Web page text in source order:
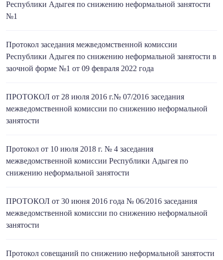
Республики Адыгея по снижению неформальной занятости
№1
Протокол заседания межведомственной комиссии
Республики Адыгея по снижению неформальной занятости в
заочной форме №1 от 09 февраля 2022 года
ПРОТОКОЛ от 28 июля 2016 г.№ 07/2016 заседания
межведомственной комиссии по снижению неформальной
занятости
Протокол от 10 июля 2018 г. № 4 заседания
межведомственной комиссии Республики Адыгея по
снижению неформальной занятости
ПРОТОКОЛ от 30 июня 2016 года № 06/2016 заседания
межведомственной комиссии по снижению неформальной
занятости
Протокол совещаний по снижению неформальной занятости